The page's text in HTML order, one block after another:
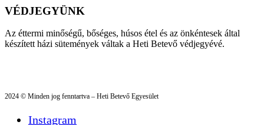
VÉDJEGYÜNK
Az éttermi minőségű, bőséges, húsos étel és az önkéntesek által
készített házi sütemények váltak a Heti Betevő védjegyévé.
2024 © Minden jog fenntartva – Heti Betevő Egyesület
Instagram